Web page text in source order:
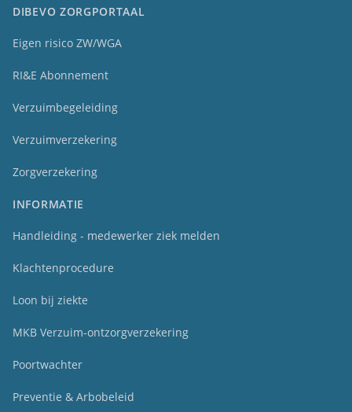
DIBEVO ZORGPORTAAL
Eigen risico ZW/WGA
RI&E Abonnement
Verzuimbegeleiding
Verzuimverzekering
Zorgverzekering
INFORMATIE
Handleiding - medewerker ziek melden
Klachtenprocedure
Loon bij ziekte
MKB Verzuim-ontzorgverzekering
Poortwachter
Preventie & Arbobeleid